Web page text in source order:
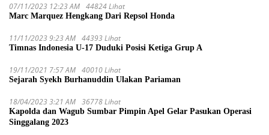
07/11/2023 12:23 AM 44824 Lihat
Marc Marquez Hengkang Dari Repsol Honda
11/11/2023 9:23 AM 44393 Lihat
Timnas Indonesia U-17 Duduki Posisi Ketiga Grup A
19/11/2021 7:57 AM 40010 Lihat
Sejarah Syekh Burhanuddin Ulakan Pariaman
18/04/2023 3:21 AM 36778 Lihat
Kapolda dan Wagub Sumbar Pimpin Apel Gelar Pasukan Operasi
Singgalang 2023